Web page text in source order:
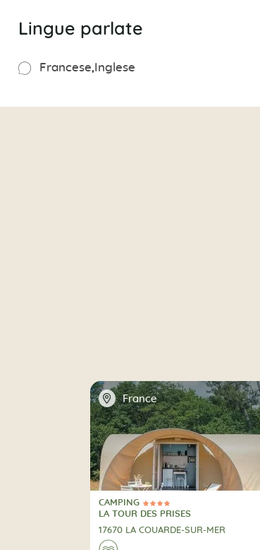
Lingue parlate
Francese Inglese
📍 France
4 Stelle
CAMPING
CAMPING
LA TOUR DES PRISES
17670 LA COUARDE-SUR-MER